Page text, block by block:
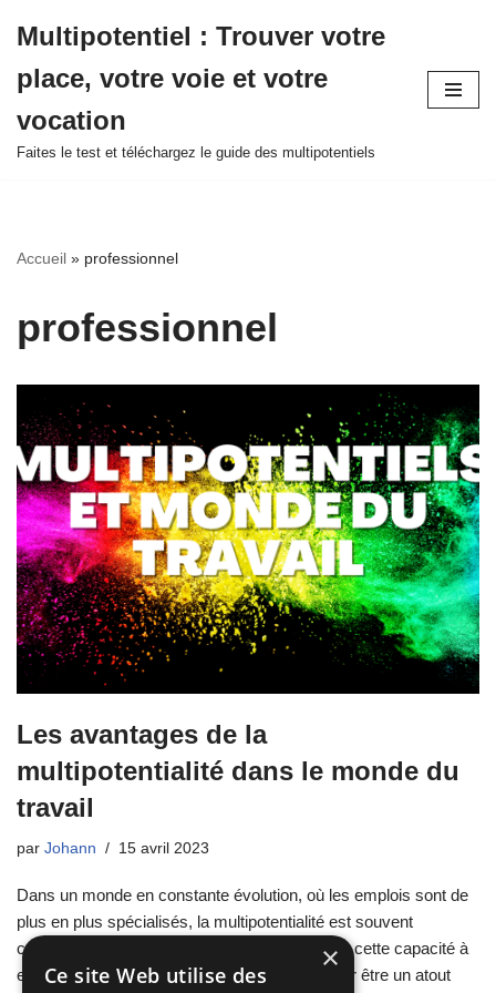
au
contenu
Multipotentiel : Trouver votre
place, votre voie et votre
vocation
Faites le test et téléchargez le guide des multipotentiels
Accueil » professionnel
professionnel
Les avantages de la
multipotentialité dans le monde du
travail
par Johann 15 avril 2023
Dans un monde en constante évolution, où les emplois sont de
plus en plus spécialisés, la multipotentialité est souvent
considérée comme un désavantage. Pourtant, cette capacité à
exceller dans plusieurs domaines peut s’avérer être un atout
×
Ce site Web utilise des